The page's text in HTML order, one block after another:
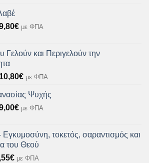
15,75€.
€Η
είναι:
με ΦΠΑ
Γελούν και Περιγελούν την
Original
10,80€Η
τιμή
είναι:
με ΦΠΑ
Ψυχής
€Η
είναι:
9,00€.
με ΦΠΑ
Εγκυμοσύνη, τοκετός, σαραντισμός και
του Θεού
€Ημε ΦΠΑ